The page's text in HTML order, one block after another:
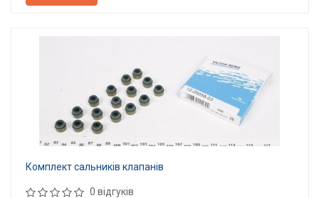
Комплект сальників клапанів
0 відгуків